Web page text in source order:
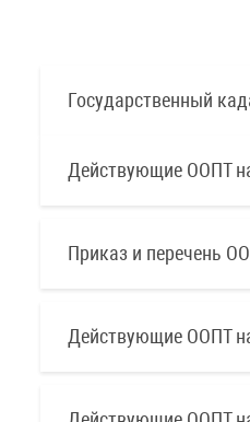
Государственный
Действующие ООПТ
Приказ и перечень
Действующие ООПТ